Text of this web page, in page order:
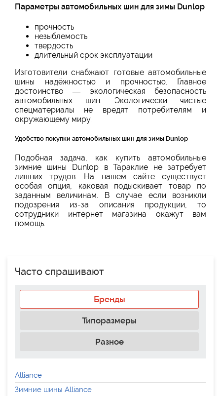
Параметры автомобильных шин для зимы Dunlop
прочность
незыблемость
твердость
длительный срок эксплуатации
Изготовители снабжают готовые автомобильные
шины надёжностью и прочностью. Главное
достоинство — экологическая безопасность
автомобильных шин. Экологически чистые
спецматериалы не вредят потребителям и
окружающему миру.
Удобство покупки автомобильных шин для зимы Dunlop
Подобная задача, как купить автомобильные
зимние шины Dunlop в Тараклие не затребует
лишних трудов. На нашем сайте существует
особая опция, каковая подыскивает товар по
заданным величинам. В случае если возникли
подозрения из-за описания продукции, то
сотрудники интернет магазина окажут вам
помощь.
Часто спрашивают
Бренды
Типоразмеры
Разное
Alliance
Зимние шины Alliance